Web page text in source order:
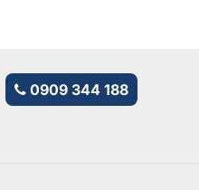
0909 344 188